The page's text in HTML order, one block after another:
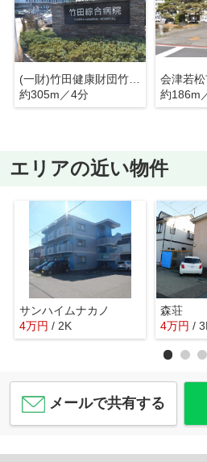
(一財)竹田健康財団竹田綜合病院
約305m／4分
約186m
エリアの近い物件
サンハイムナカノ
4万円 / 2K
森荘
4万円 /
メールで共有する